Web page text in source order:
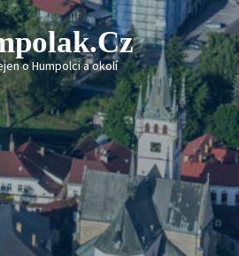
o Humpolci a okolí